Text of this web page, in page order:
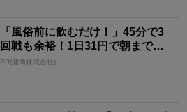
「風俗前に飲むだけ！」45分で3
回戦も余裕！1日31円で朝まで絶
好調
PR(健商株式会社)